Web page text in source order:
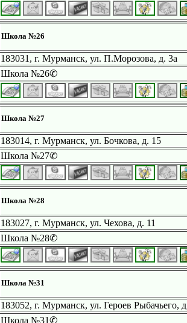
Школа №26
183031, г. Мурманск, ул. П.Морозова, д. 3а
Школа №26✆
Школа №27
183014, г. Мурманск, ул. Бочкова, д. 15
Школа №27✆
Школа №28
183027, г. Мурманск, ул. Чехова, д. 11
Школа №28✆
Школа №31
183052, г. Мурманск, ул. Героев Рыбачьего,
Школа №31✆